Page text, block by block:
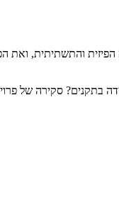
והתשתיתית, ואת
בתקנים? סקירה של